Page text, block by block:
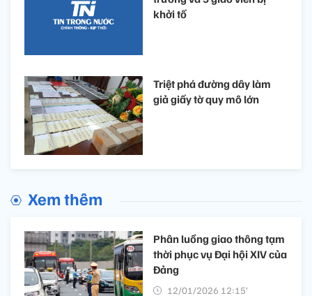
khởi tố
Triệt phá đường dây làm
giả giấy tờ quy mô lớn
Xem thêm
Phân luồng giao thông tạm
thời phục vụ Đại hội XIV của
Đảng
12/01/2026 12:15’